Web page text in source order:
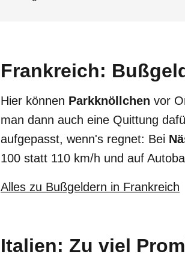
Frankreich:
Hier können Parkknöllchen vor
man dann auch eine Quittung
aufgepasst, wenn's regnet: Bei
100 statt 110 km/h und auf
Alles zu Bußgeldern in Frankreich
Italien: Zu viel